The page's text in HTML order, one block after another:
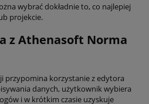
wybrać dokładnie to, co najlepiej
projekcie.
z Athenasoft Norma
przypomina korzystanie z edytora
danych, użytkownik wybiera
i w krótkim czasie uzyskuje